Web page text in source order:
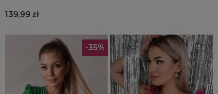
139,99 zł
-35%